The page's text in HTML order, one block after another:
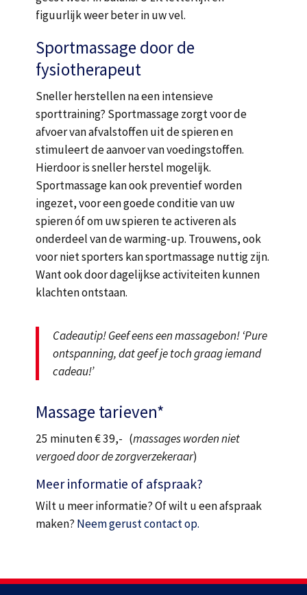
figuurlijk weer beter in uw vel.
Sportmassage door de
fysiotherapeut
Sneller herstellen na een intensieve
sporttraining? Sportmassage zorgt voor de
afvoer van afvalstoffen uit de spieren en
stimuleert de aanvoer van voedingstoffen.
Hierdoor is sneller herstel mogelijk.
Sportmassage kan ook preventief worden
ingezet, voor een goede conditie van uw
spieren óf om uw spieren te activeren als
onderdeel van de warming-up. Trouwens, ook
voor niet sporters kan sportmassage nuttig zijn.
Want ook door dagelijkse activiteiten kunnen
klachten ontstaan.
Cadeautip! Geef eens een massagebon! ‘Pure
ontspanning, dat geef je toch graag iemand
cadeau!’
Massage tarieven*
25 minuten € 39,- (massages worden niet
vergoed door de zorgverzekeraar)
Meer informatie of afspraak?
Wilt u meer informatie? Of wilt u een afspraak
maken? Neem gerust contact op.